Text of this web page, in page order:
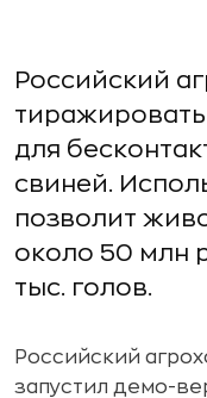
Российский
для
свиней.
позволит
около 50 млн
тыс. голов.
Российский
запустил демо-